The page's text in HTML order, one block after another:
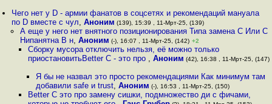
Чего нет у D - армии фанатов в соцсетях и рекомендаций мануала
по D вместе с чул,Аноним (139), 15:39 , 11-Мрт-25, (139)
А еще у него нет внятного позиционирования Типа замена С Или С
Нипанятна В н, Аноним (-), 16:07 , 11-Мрт-25, (142) +2
Сборку мусора отключить нельзя, её можно только
приостановитьBetter C - это про , Аноним (42), 16:38 , 11-Мрт-25, (147)
Я бы не назвал это просто рекомендациями Как минимум там
добавили safe и trust,Аноним (-), 16:53 , 11-Мрт-25, (150)
Better C это про замену сишки, подмножество ди с фичами,